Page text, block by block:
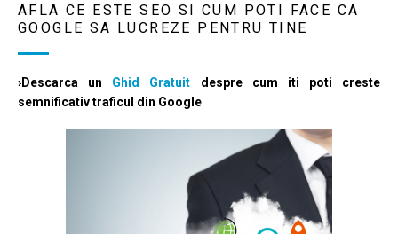
AFLA CE ESTE SEO SI CUM POTI FACE CA
GOOGLE SA LUCREZE PENTRU TINE
›Descarca un Ghid Gratuit despre cum iti poti creste
semnificativ traficul din Google